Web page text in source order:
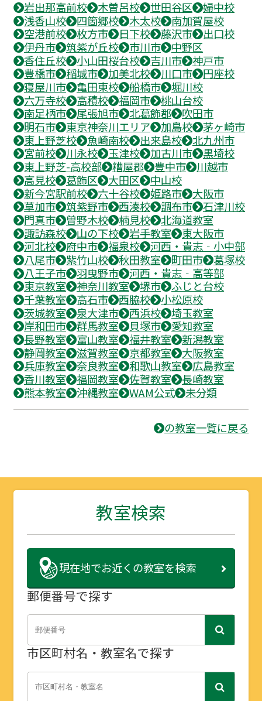
岩出那高前校
木曽呂校 世田谷区
婦中校
浅香山校
四箇郷校 木太校
南加賀屋校
空港前校
枚方市 日下校 藤沢市
出口校
伊丹市
筑紫が丘校 市川市
中野区
香住丘校
小山田桜台校 吉川市
神戸市
豊橋市
稲城市 加美北校 川口市
円座校
寝屋川市
亀田東校 船橋市
堀川校
六万寺校
高積校 福岡市
桃山台校
南足柄市
尾張旭市 北葛飾郡
吹田市
明石市
東京神奈川エリア 加島校
茅ヶ崎市
東上野芝校
魚崎南校 出来島校
北九州市
宮前校
川永校 玉津校 加古川市
黒埼校
東上野芝-高校部
糟屋郡 豊中市
川越市
高見校
葛飾区 大田区
中山校
新今宮駅前校
六十谷校 姫路市
大阪市
草加市
筑紫野市 西湊校 調布市
石津川校
門真市
曽野木校 楠見校
北海道教室
諏訪森校
山の下校 岩手教室
東大阪市
河北校
府中市 福泉校
河西・貴志‐小中部
八尾市
紫竹山校 秋田教室 町田市
葛塚校
八王子市
羽曳野市
河西・貴志‐高等部
東京教室
神奈川教室 堺市
ふじと台校
千葉教室
高石市 西脇校
小松原校
茨城教室
泉大津市 西浜校
埼玉教室
岸和田市
群馬教室 貝塚市
愛知教室
長野教室
富山教室 福井教室
新潟教室
静岡教室
滋賀教室 京都教室
大阪教室
兵庫教室
奈良教室 和歌山教室
広島教室
香川教室
福岡教室 佐賀教室
長崎教室
熊本教室
沖縄教室 WAM公式 未分類
の教室一覧に戻る
教室検索
現在地でお近くの教室を検索
郵便番号で探す
市区町村名・教室名で探す